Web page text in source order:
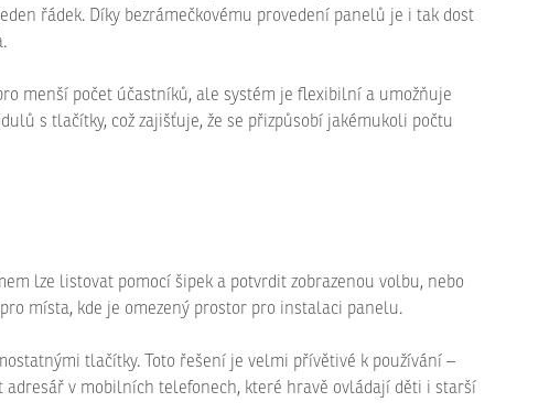
řádek. Díky bezrámečkovému provedení panelů je i tak dost
menší počet účastníků, ale systém je flexibilní a umožňuje
s tlačítky, což zajišťuje, že se přizpůsobí jakémukoli počtu
lze listovat pomocí šipek a potvrdit zobrazenou volbu, nebo
místa, kde je omezený prostor pro instalaci panelu.
tlačítky. Toto řešení je velmi přívětivé k používání –
adresář v mobilních telefonech, které hravě ovládají děti i starší